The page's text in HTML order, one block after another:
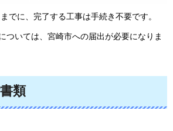
でに、完了する工事は手続き不要です。
ついては、宮崎市への届出が必要になりま
類